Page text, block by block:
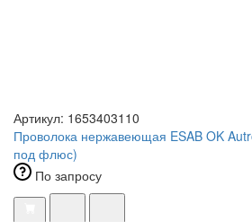
Артикул: 1653403110
Проволока нержавеющая ESAB OK
под флюс)
По запросу